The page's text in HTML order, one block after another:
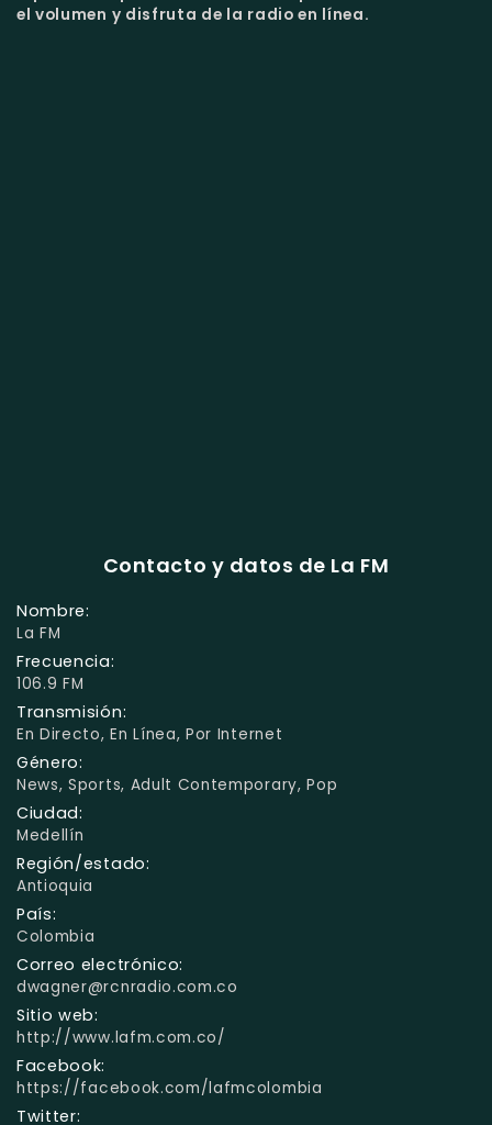
el volumen y disfruta de la radio en línea.
Contacto y datos de La FM
Nombre:
La FM
Frecuencia:
106.9 FM
Transmisión:
En Directo, En Línea, Por Internet
Género:
News, Sports, Adult Contemporary, Pop
Ciudad:
Medellín
Región/estado:
Antioquia
País:
Colombia
Correo electrónico:
dwagner@rcnradio.com.co
Sitio web:
http://www.lafm.com.co/
Facebook:
https://facebook.com/lafmcolombia
Twitter: